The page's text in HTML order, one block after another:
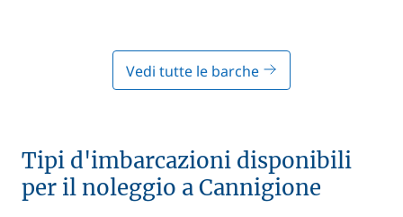
Vedi tutte le barche
Tipi d'imbarcazioni disponibili
per il noleggio a Cannigione